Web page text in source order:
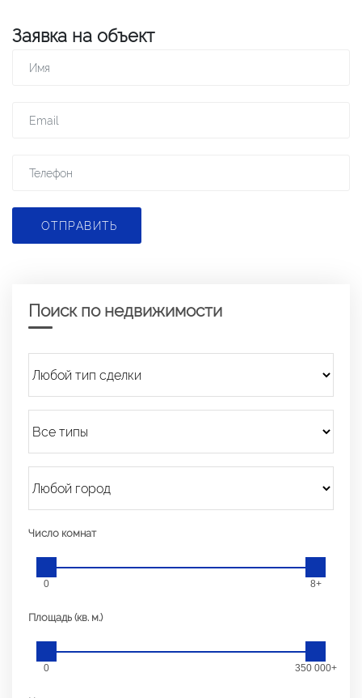
Заявка на объект
ОТПРАВИТЬ
Поиск по недвижимости
Число комнат
0 8+
Площадь (кв. м.)
0 350 000+